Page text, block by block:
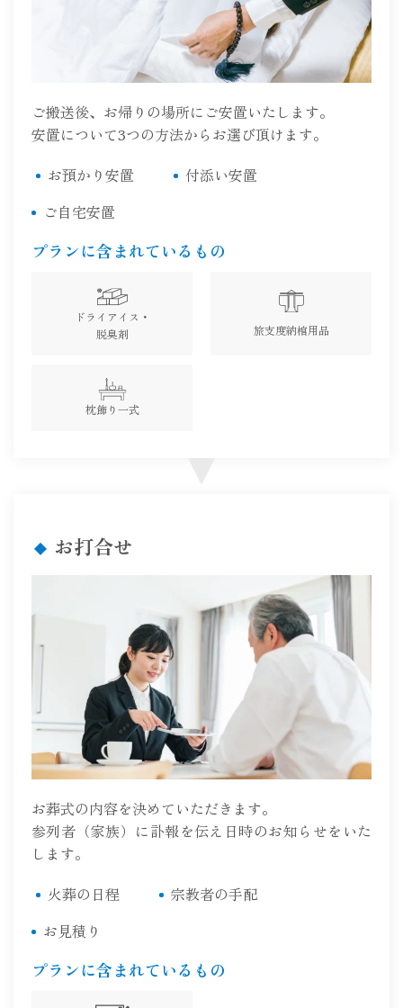
ご搬送後、お帰りの場所にご安置いたします。
安置について3つの方法からお選び頂けます。
お預かり安置
付添い安置
ご自宅安置
プランに含まれているもの
ドライアイス・
脱臭剤
旅支度納棺用品
枕飾り一式
お葬式の内容を決めていただきます。
参列者（家族）に訃報を伝え日時のお知らせをいた
します。
火葬の日程
宗教者の手配
お見積り
プランに含まれているもの
お打合せ